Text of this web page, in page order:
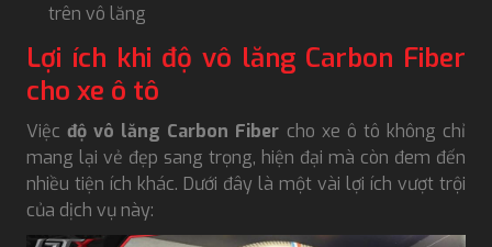
trên vô lăng
Lợi ích khi độ vô lăng Carbon Fiber
cho xe ô tô
Việcđộ vô lăng Carbon Fiber cho xe ô tô không chỉ
mang lại vẻ đẹp sang trọng, hiện đại mà còn đem đến
nhiều tiện ích khác. Dưới đây là một vài lợi ích vượt trội
của dịch vụ này: